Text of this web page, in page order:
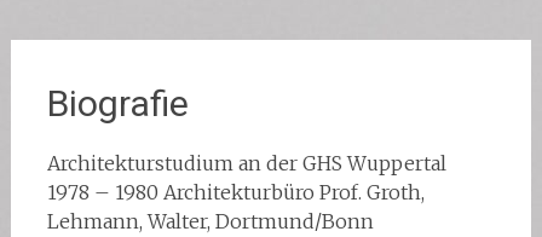
Biografie
Architekturstudium an der GHS Wuppertal
1978 – 1980 Architekturbüro Prof. Groth,
Lehmann, Walter, Dortmund/Bonn